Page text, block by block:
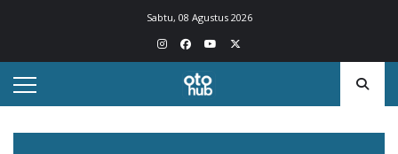
Sabtu, 08 Agustus 2026
Otohub.co
Portal berita otomotif Indonesia terkini